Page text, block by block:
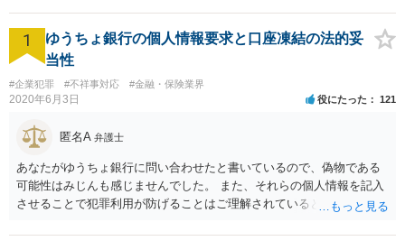
1
ゆうちょ銀行の個人情報要求と口座凍結の法的妥
当性
#企業犯罪 #不祥事対応 #金融・保険業界
2020年6月3日 役にたった 121
匿名A 弁護士
あなたがゆうちょ銀行に問い合わせたと書いているので、偽物である
可能性はみじんも感じませんでした。 また、それらの個人情報を記入
させることで犯罪利用が防げることはご理解されているとおりです。
士に同意を求めているだけです。 最初の回答では分かりづらかったの